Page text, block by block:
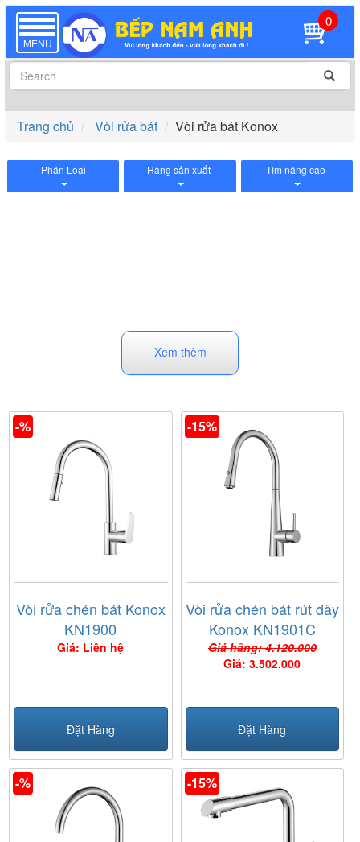
TOGGLE
NAVIGATION
MENU
0
Trang chủ Vòi rửa bát Vòi rửa bát Konox
Phân Loại Hãng sản xuất Tìm nâng cao
Xem thêm
-%
Vòi rửa chén bát Konox
KN1900
Giá: Liên hệ
Đặt Hàng
-15%
Vòi rửa chén bát rút dây
Konox KN1901C
Giá hãng: 4.120.000
Giá: 3.502.000
Đặt Hàng
-% -15%